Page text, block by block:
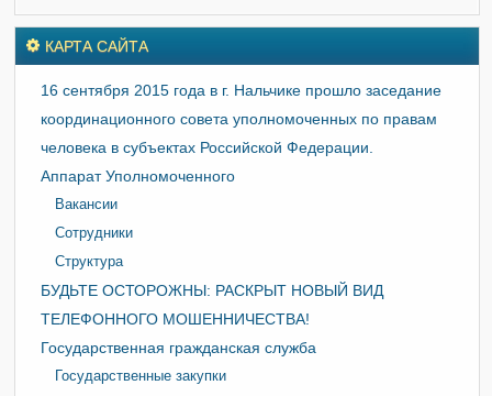
КАРТА САЙТА
16 сентября 2015 года в г. Нальчике прошло заседание
координационного совета уполномоченных по правам
человека в субъектах Российской Федерации.
Аппарат Уполномоченного
Вакансии
Сотрудники
Структура
БУДЬТЕ ОСТОРОЖНЫ: РАСКРЫТ НОВЫЙ ВИД
ТЕЛЕФОННОГО МОШЕННИЧЕСТВА!
Государственная гражданская служба
Государственные закупки